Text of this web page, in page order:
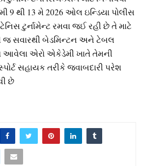
9 થી 13 મે 2026 ઓલ ઇન્ડિયા પોલીસ
ટુર્નામેન્ટ રમવા જઈ રહી છે તે માટે
જ સવારથી બેડમિન્ટન અને ટેબલ
આવેલા એરો એકેડેમી ખાતે તેમની
સહાયક તરીકે જવાબદારી પરેશ
છે